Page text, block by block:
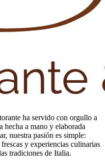
ha servido con orgullo a
a mano y elaborada
nuestra pasión es simple:
y experiencias culinarias
tradiciones de Italia.